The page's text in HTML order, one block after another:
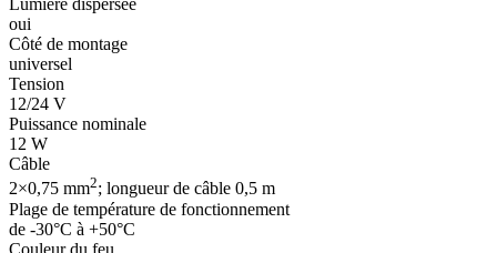
Lumière dispersée
oui
Côté de montage
universel
Tension
12/24 V
Puissance nominale
12 W
Câble
2×0,75 mm2; longueur de câble 0,5 m
Plage de température de fonctionnement
de -30°C à +50°C
Couleur du feu